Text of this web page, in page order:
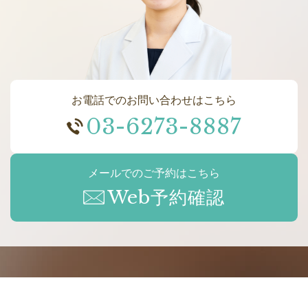
お電話でのお問い合わせはこちら
03-6273-8887
メールでのご予約はこちら
Web予約確認